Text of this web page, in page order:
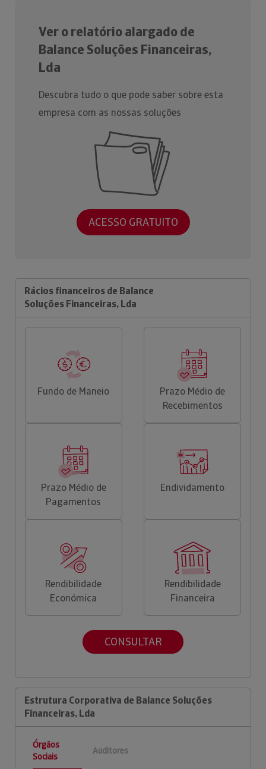
Ver o relatório alargado de
Balance Soluções Financeiras,
Lda
Descubra tudo o que pode saber sobre esta
empresa com as nossas soluções
ACESSO GRATUITO
Rácios financeiros de Balance
Soluções Financeiras, Lda
Fundo de Maneio
Prazo Médio de
Recebimentos
Prazo Médio de
Pagamentos
Endividamento
Rendibilidade
Económica
Rendibilidade
Financeira
CONSULTAR
Estrutura Corporativa de Balance Soluções
Financeiras, Lda
Órgãos
Sociais
Auditores